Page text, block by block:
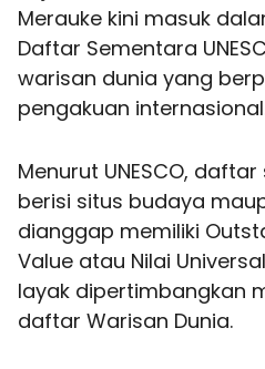
Merauke kini masuk
Daftar Sementara
warisan dunia yang
pengakuan
Menurut UNESCO,
berisi situs budaya
dianggap memiliki
Value atau Nilai
layak dipertimbangkan
daftar Warisan Dunia.